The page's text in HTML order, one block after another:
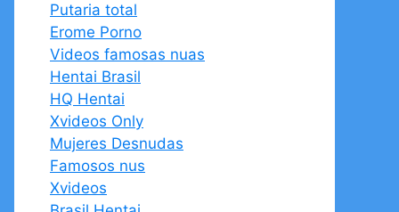
Putaria total
Erome Porno
Videos famosas nuas
Hentai Brasil
HQ Hentai
Xvideos Only
Mujeres Desnudas
Famosos nus
Xvideos